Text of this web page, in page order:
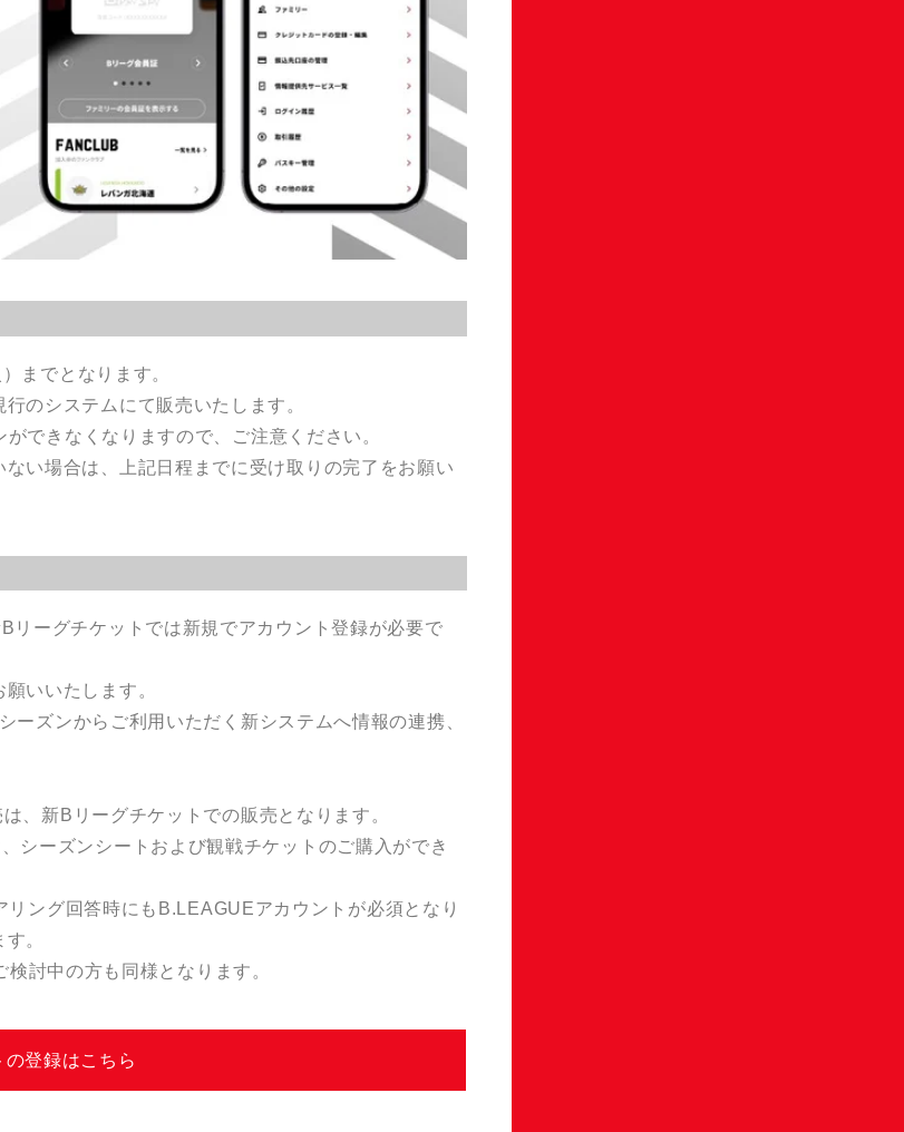
までとなります。
のシステムにて販売いたします。
できなくなりますので、ご注意ください。
い場合は、上記日程までに受け取りの完了をお願い
リーグチケットでは新規でアカウント登録が必要で
いいたします。
ズンからご利用いただく新システムへ情報の連携、
、新Bリーグチケットでの販売となります。
シーズンシートおよび観戦チケットのご購入ができ
ング回答時にもB.LEAGUEアカウントが必須となり
。
討中の方も同様となります。
登録はこちら